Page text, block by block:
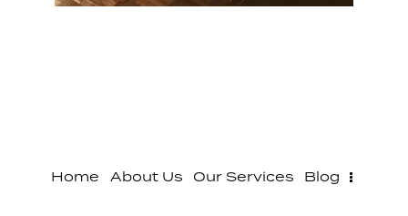
Home About Us Our Services Blog